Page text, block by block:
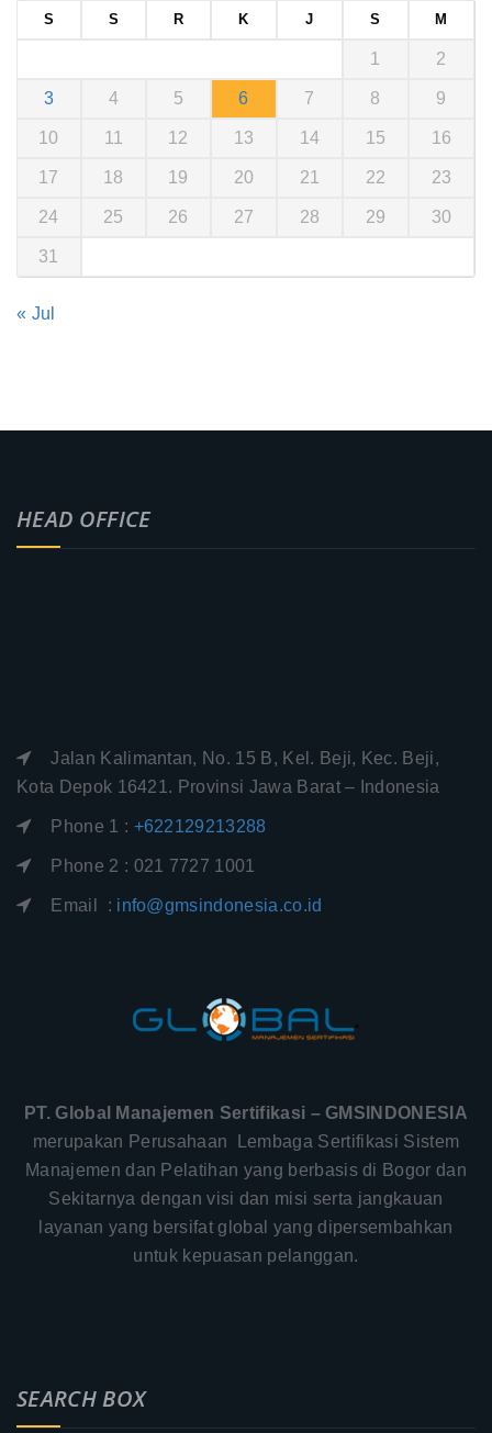
S S R K J S M
1 2
3 4 5 6 7 8 9
10 11 12 13 14 15 16
17 18 19 20 21 22 23
24 25 26 27 28 29 30
31
« Jul
HEAD OFFICE
Jalan Kalimantan, No. 15 B, Kel. Beji, Kec. Beji,
Kota Depok 16421. Provinsi Jawa Barat – Indonesia
Phone 1 : +622129213288
Phone 2 : 021 7727 1001
Email : info@gmsindonesia.co.id
PT. Global Manajemen Sertifikasi – GMSINDONESIA
merupakan Perusahaan Lembaga Sertifikasi Sistem
Manajemen dan Pelatihan yang berbasis di Bogor dan
Sekitarnya dengan visi dan misi serta jangkauan
layanan yang bersifat global yang dipersembahkan
untuk kepuasan pelanggan.
SEARCH BOX